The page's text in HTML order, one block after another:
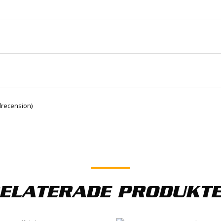
Kladdig och fet, smörjande universalolja som sitter kvar,
kommer inte publiceras.Obligatoriska fält är